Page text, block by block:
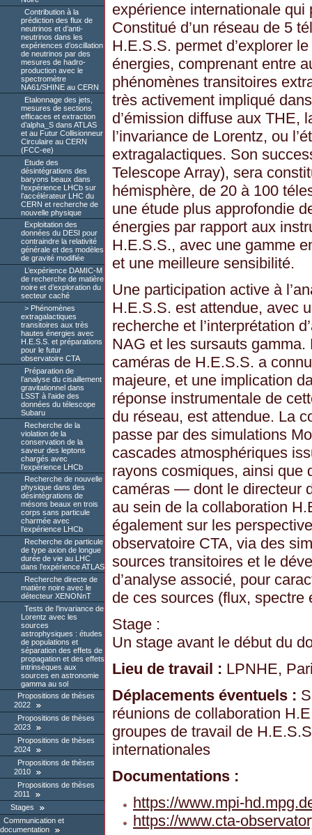
Contribution à la
prédiction des flux de
neutrinos et d’anti-
neutrinos dans les
expériences d’oscillation
de neutrinos par des
mesures de hadro-
production avec le
spectromètre
NA61/SHINE au CERN
Etalonnage des jets,
mesures de sections
efficaces et extraction
d’alpha_S dans ATLAS
et au Futur Collisionneur
Circulaire au CERN
(FCC-ee)
Etude des
désintégrations des
baryons beaux dans
l’expérience LHCb sur
l’accélérateur LHC du
CERN et recherche de
nouvelle physique
Exploitation des
données du DESI pour
contraindre la relativité
générale et des modèles
de gravité modifiée
L’expérience DAMIC-M
de recherche de matière
noire et d’exploration du
secteur caché
Phénomènes
extragalactiques
transitoires aux très
hautes énergies avec
H.E.S.S. et préparations
pour le futur
observatoire CTA
Préparation de
l’analyse du cisaillement
gravitationnel dans
LSST à l’aide des
données du télescope
Subaru
Recherche de la
violation de la
conservation de la
saveur des leptons
chargés avec
l’expérience LHCb
Recherche de nouvelle
physique dans des
désintégrations de
mésons beaux en trois
corps sans particule
charmée avec
l’expérience LHCb
Recherche de particule
de type axion de longue
durée de vie au LHC
dans l’expérience ATLAS
Recherche directe de
matière noire avec le
détecteur XENONnT
Tests de l’invariance de
Lorentz avec les
sources
astrophysiques : études
de populations et
séparation des effets de
propagation et des effets
intrinsèques aux
sources en astronomie
gamma au sol
Propositions de thèses
2022
Propositions de thèses
2023
Propositions de thèses
2024
Propositions de thèses
2010
Propositions de thèses
2011
Stages
Communication et
documentation
expérience internationale
Constitué d’un réseau de 5
H.E.S.S. permet d’explorer
énergies, comprenant entre
phénomènes transitoires
très activement impliqué
d’émission diffuse aux THE,
l’invariance de Lorentz, ou
extragalactiques. Son
Telescope Array), sera
hémisphère, de 20 à 100
une étude plus approfondie
énergies par rapport aux
H.E.S.S., avec une gamme
et une meilleure sensibilité.
Une participation active à
H.E.S.S. est attendue, avec
recherche et l’interprétation
NAG et les sursauts
caméras de H.E.S.S. a
majeure, et une implication
réponse instrumentale de
du réseau, est attendue. La
passe par des simulations
cascades atmosphériques
rayons cosmiques, ainsi que
caméras — dont le directeur
au sein de la collaboration
également sur les
observatoire CTA, via des
sources transitoires et le
d’analyse associé, pour
de ces sources (flux, spectre
Stage :
Un stage avant le début du
Lieu de travail : LPNHE,
Déplacements éventuels :
réunions de collaboration
groupes de travail de
internationales
Documentations :
https://www.mpi-
https://www.cta-